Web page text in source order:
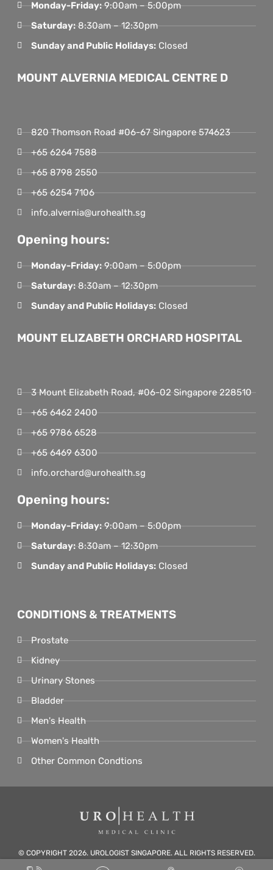
Monday-Friday:9:00am – 5:00pm
Saturday:8:30am – 12:30pm
Sunday and Public Holidays:Closed
MOUNT ALVERNIA MEDICAL CENTRE D
820 Thomson Road #06-67 Singapore 574623
+65 6264 7588
+65 8798 2550
+65 6254 7106
info.alvernia@urohealth.sg
Opening hours:
Monday-Friday:9:00am – 5:00pm
Saturday:8:30am – 12:30pm
Sunday and Public Holidays:Closed
MOUNT ELIZABETH ORCHARD HOSPITAL
3 Mount Elizabeth Road, #06-02 Singapore 228510
+65 6462 2400
+65 9786 6528
+65 6469 6300
info.orchard@urohealth.sg
Opening hours:
Monday-Friday:9:00am – 5:00pm
Saturday:8:30am – 12:30pm
Sunday and Public Holidays:Closed
CONDITIONS & TREATMENTS
Prostate
Kidney
Urinary Stones
Bladder
Men's Health
Women's Health
Other Common Condtions
© COPYRIGHT 2026. UROLOGIST SINGAPORE. ALL RIGHTS RESERVED.